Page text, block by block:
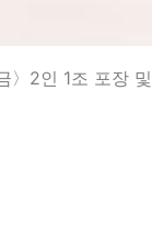
〉2인 1조 포장